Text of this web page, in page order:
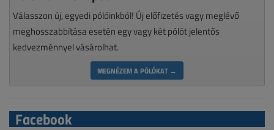
Válasszon új, egyedi pólóinkból! Új előfizetés vagy meglévő
meghosszabbítása esetén egy vagy két pólót jelentős
kedvezménnyel vásárolhat.
MEGNÉZEM A PÓLÓKAT →
Facebook